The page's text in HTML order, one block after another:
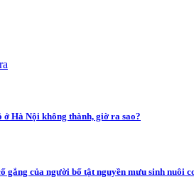
ở Hà Nội không thành, giờ ra sao?
gắng của người bố tật nguyền mưu sinh nuôi